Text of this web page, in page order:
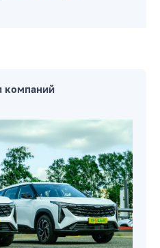
компаний